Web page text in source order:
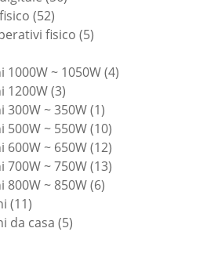
5252
prodotti
fisico 55
~ 1050W 44
1200W 33
prodotti
~ 350W 11
prodotto
~ 550W 1010
prodotti
~ 650W 1212
prodotti
~ 750W 1313
~ 850W 66
1111
prodotti
da casa 55